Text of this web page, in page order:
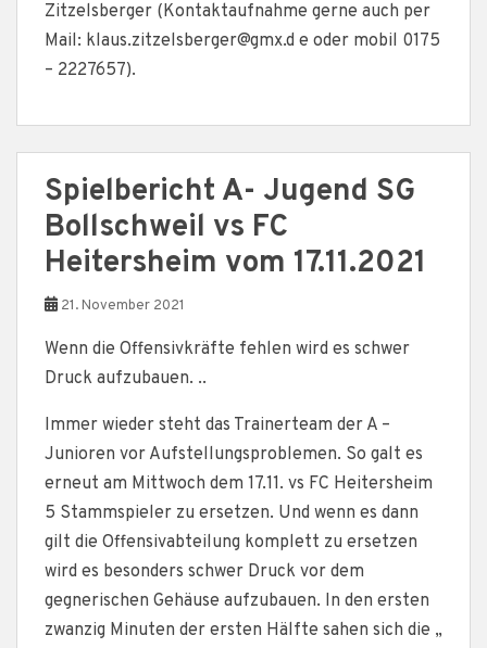
Zitzelsberger (Kontaktaufnahme gerne auch per
Mail: klaus.zitzelsberger@gmx.d e oder mobil 0175
– 2227657).
Spielbericht A- Jugend SG
Bollschweil vs FC
Heitersheim vom 17.11.2021
21. November 2021
Wenn die Offensivkräfte fehlen wird es schwer
Druck aufzubauen. ..
Immer wieder steht das Trainerteam der A –
Junioren vor Aufstellungsproblemen. So galt es
erneut am Mittwoch dem 17.11. vs FC Heitersheim
5 Stammspieler zu ersetzen. Und wenn es dann
gilt die Offensivabteilung komplett zu ersetzen
wird es besonders schwer Druck vor dem
gegnerischen Gehäuse aufzubauen. In den ersten
zwanzig Minuten der ersten Hälfte sahen sich die „